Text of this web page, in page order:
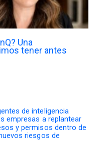
Una
tener antes